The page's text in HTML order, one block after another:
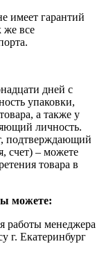
имеет гарантий
же все
дней с
упаковки,
а также у
личность.
подтверждающий
счет) – можете
товара в
можете:
работы менеджера
г. Екатеринбург